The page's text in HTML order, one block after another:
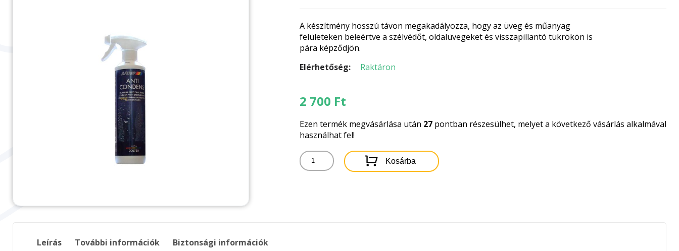
A készítmény hosszú távon megakadályozza, hogy az üveg és műanyag
felületeken beleértve a szélvédőt, oldalüvegeket és visszapillantó tükrökön is
pára képződjön.
Elérhetőség:
Raktáron
2 700 Ft
Ezen termék megvásárlása után 27pontban részesülhet, melyet a következő vásárlás alkalmával
használhat fel!
MOTIP
PÁRAMENTESÍTŐ
Kosárba
Leírás További információk Biztonsági információk